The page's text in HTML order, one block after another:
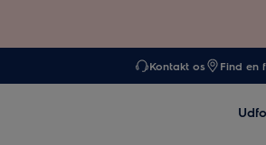
Kontakt os Find en